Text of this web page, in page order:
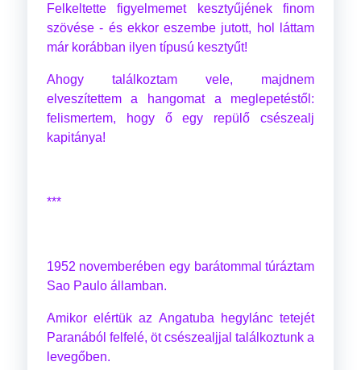
Felkeltette figyelmemet kesztyűjének finom
szövése - és ekkor eszembe jutott, hol láttam
már korábban ilyen típusú kesztyűt!
Ahogy találkoztam vele, majdnem
elveszítettem a hangomat a meglepetéstől:
felismertem, hogy ő egy repülő csészealj
kapitánya!
***
1952 novemberében egy barátommal túráztam
Sao Paulo államban.
Amikor elértük az Angatuba hegylánc tetejét
Paranából felfelé, öt csészealjjal találkoztunk a
levegőben.